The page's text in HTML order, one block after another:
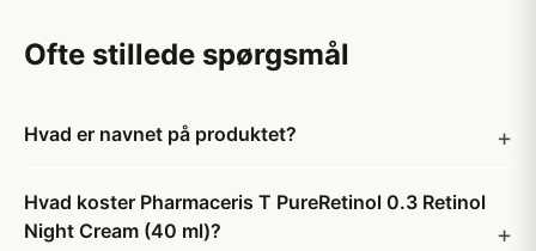
Ofte stillede spørgsmål
Hvad er navnet på produktet?
Hvad koster Pharmaceris T PureRetinol 0.3 Retinol
Night Cream (40 ml)?